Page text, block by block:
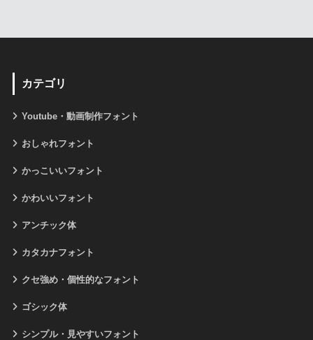
カテゴリ
Youtube・動画制作フォント
おしゃれフォント
かっこいいフォント
かわいいフォント
アンチック体
カタカナフォント
クセ強め・個性的なフォント
ゴシック体
シンプル・見やすいフォント